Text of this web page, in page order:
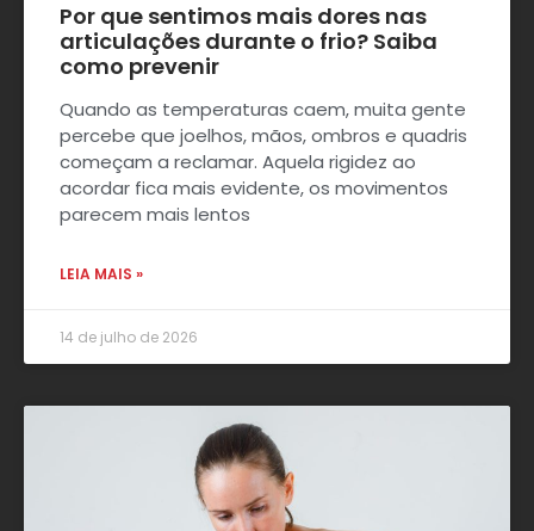
Por que sentimos mais dores nas
articulações durante o frio? Saiba
como prevenir
Quando as temperaturas caem, muita gente
percebe que joelhos, mãos, ombros e quadris
começam a reclamar. Aquela rigidez ao
acordar fica mais evidente, os movimentos
parecem mais lentos
LEIA MAIS »
14 de julho de 2026